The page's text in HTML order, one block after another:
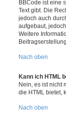
BBCode ist eine
Text gibt. Die
jedoch auch
aufgebaut,
Weitere
Nach oben
Kann ich HTML
Nein, es ist nicht
die HTML bietet,
Nach oben